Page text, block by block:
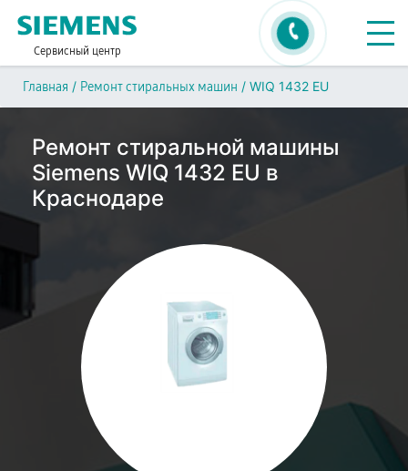
Сервисный центр
Главная / Ремонт стиральных машин / WIQ 1432 EU
Ремонт стиральной машины
Siemens WIQ 1432 EU в
Краснодаре